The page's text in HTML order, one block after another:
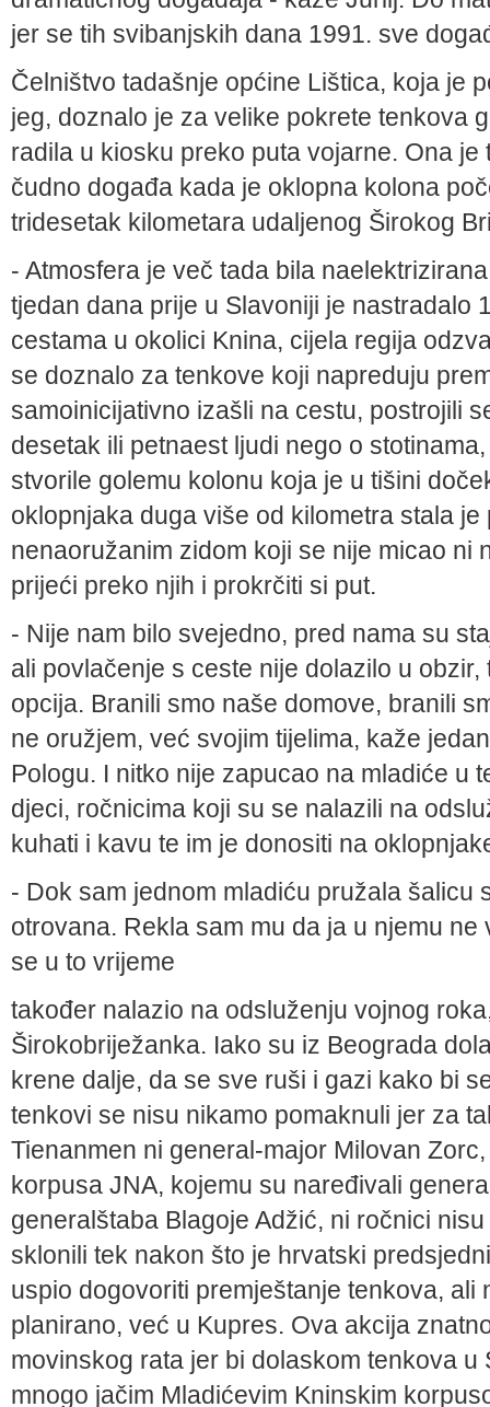
jer se tih svibanjskih dana 1991. sve
Čelništvo tadašnje općine Lištica, koja je
jeg, doznalo je za velike pokrete tenkova
radila u ki­osku preko puta vojarne. Ona
čudno događa kada je oklopna kolona
tridesetak kilometara udaljenog Širokog
- Atmosfera je več tada bila
tjedan dana prije u Slavoniji je nastradalo
cestama u okolici Kni­na, cijela regija
se doznalo za tenkove koji napreduju
samoinicijativno izašli na cestu, postrojili
desetak ili pet­naest ljudi nego o
stvorile golemu kolonu ko­ja je u tišini
oklopnjaka duga više od kilometra stala
nenaoružanim zidom koji se nije micao ni
prijeći preko njih i prokrčiti si put.
- Nije nam bilo svejedno, pred nama su
ali povlače­nje s ceste nije dolazilo u
opcija. Branili smo naše domove, branili
ne oružjem, već svojim tijelima, kaže
Pologu. I nitko nije zapucao na mladiće u
djeci, ročnicima koji su se nalazili na
kuhati i kavu te im je donositi na
- Dok sam jednom mladiću pružala šalicu
otrova­na. Rekla sam mu da ja u njemu
se u to vrijeme
također nalazio na odsluženju vojnog
Širokobriježanka. Iako su iz Beograda
krene dalje, da se sve ruši i gazi kako bi
tenkovi se nisu nikamo pomaknuli jer za
Tienanmen ni general-major Milovan
korpusa JNA, kojemu su naređivali
generalštaba Blagoje Adžić, ni ročnici
sklonili tek nakon što je hrvatski
uspio do­govoriti premještanje tenkova, ali
planirano, već u Kupres. Ova akcija
movinskog rata jer bi dolaskom tenkova
mnogo jačim Mladićevim Kninskim